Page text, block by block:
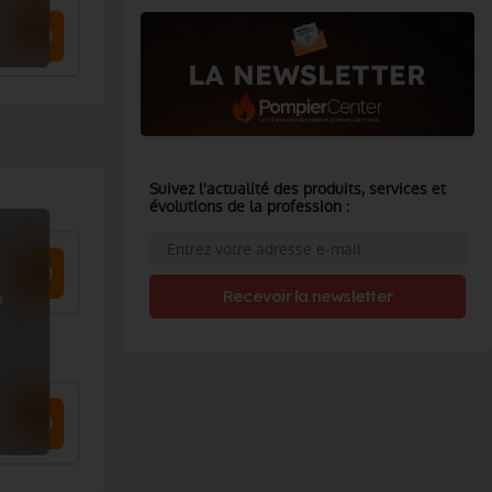
Suivez l'actualité des produits, services et
évolutions de la profession :
Recevoir la newsletter